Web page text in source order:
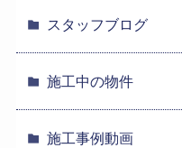
スタッフブログ
施工中の物件
施工事例動画